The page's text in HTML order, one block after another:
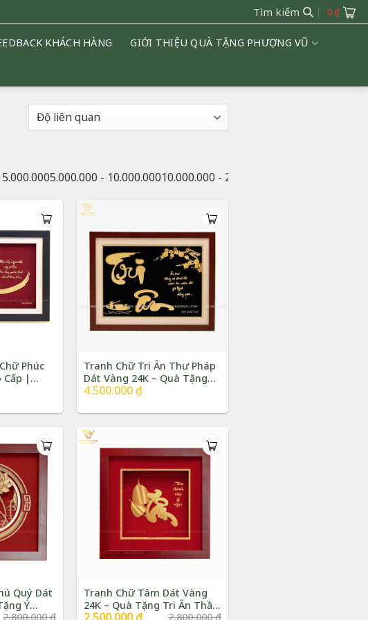
Tìm kiếm 0₫
KHÁCH HÀNG
GIỚI THIỆU QUÀ TẶNG PHƯỢNG VŨ
5.000.000 - 10.000.00010.000.000 - 20.000.000
Phúc
Cấp |
Tranh Chữ Tri Ân Thư Pháp
Dát Vàng 24K – Quà Tặng
Thầy Cô – Nghỉ Hưu |
4.500.000₫
Quý Dát
Ý
2.800.000₫
Tranh Chữ Tâm Dát Vàng
24K – Quà Tặng Tri Ân Thầy
2.800.000₫
Giá Giá